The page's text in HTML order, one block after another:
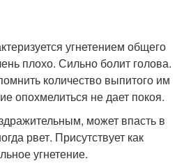
угнетением общего
плохо. Сильно болит голова.
количество выпитого им
опохмелиться не дает покоя.
может впасть в
рвет. Присутствует как
угнетение.